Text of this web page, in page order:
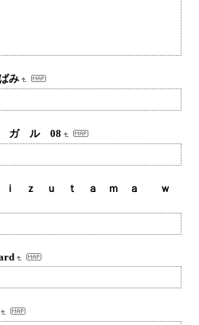
み
ガ ル 08
ｉ ｚ ｕ ｔ ａ ｍ ａ ｗ